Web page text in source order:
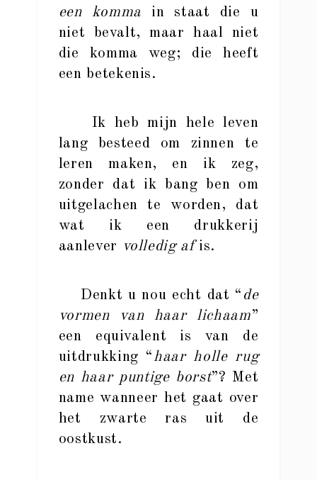
een komma in staat die u
niet bevalt, maar haal niet
die komma weg; die heeft
een betekenis.
Ik heb mijn hele leven
lang besteed om zinnen te
leren maken, en ik zeg,
zonder dat ik bang ben om
uitgelachen te worden, dat
wat ik een drukkerij
aanlever volledig afis.
Denkt u nou echt dat “ de
vormen van haar lichaam”
een equivalent is van de
uitdrukking “haar holle rug
en haar puntige borst”? Met
name wanneer het gaat over
het zwarte ras uit de
oostkust.